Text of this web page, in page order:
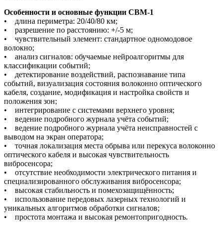
Особенности и основные функции СВМ-1
• длина периметра: 20/40/80 км;
• разрешение по расстоянию: +/-5 м;
• чувствительный элемент: стандартное одномодовое
волокно;
• анализ сигналов: обучаемые нейроалгоритмы для
классификации событий;
• детектирование воздействий, распознавание типа
событий, визуализация состояния волоконно оптического
кабеля, создание, модификация и настройка свойств и
положения зон;
• интегрирование с системами верхнего уровня;
• ведение подробного журнала учёта событий;
• ведение подробного журнала учёта неисправностей с
выводом на экран оператора;
• точная локализация места обрыва или перекуса волоконно
оптического кабеля и высокая чувствительность
вибросенсора;
• отсутствие необходимости электрического питания и
специализированного обслуживания вибросенсора;
• высокая стабильность и помехозащищённость;
• использование передовых лазерных технологий и
уникальных алгоритмов обработки сигналов;
• простота монтажа и высокая ремонтопригодность.